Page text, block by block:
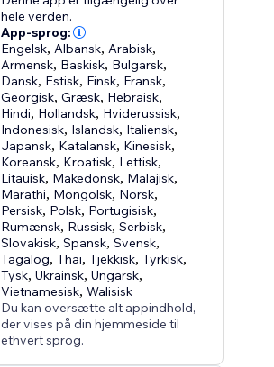
hele verden.
App-sprog:
Engelsk, Albansk, Arabisk,
Armensk, Baskisk, Bulgarsk,
Dansk, Estisk, Finsk, Fransk,
Georgisk,Græsk, Hebraisk,
Hindi, Hollandsk, Hviderussisk,
Indonesisk, Islandsk, Italiensk,
Japansk, Katalansk, Kinesisk,
Koreansk, Kroatisk, Lettisk,
Litauisk, Makedonsk, Malajisk,
Marathi, Mongolsk, Norsk,
Persisk, Polsk, Portugisisk,
Rumænsk, Russisk,Serbisk,
Slovakisk,Spansk,Svensk,
Tagalog,Thai,Tjekkisk,Tyrkisk,
Tysk,Ukrainsk,Ungarsk,
Vietnamesisk,Walisisk
Du kan oversætte alt appindhold,
der vises på din hjemmeside til
ethvert sprog.